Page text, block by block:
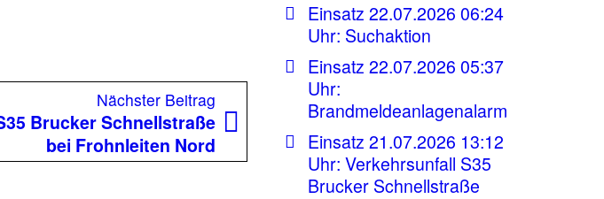
Nächster Beitrag
Beitrag:
Brucker Schnellstraße
bei Frohnleiten Nord
Einsatz 22.07.2026 06:24
Uhr: Suchaktion
Einsatz 22.07.2026 05:37
Uhr:
Brandmeldeanlagenalarm
Einsatz 21.07.2026 13:12
Uhr: Verkehrsunfall S35
Brucker Schnellstraße